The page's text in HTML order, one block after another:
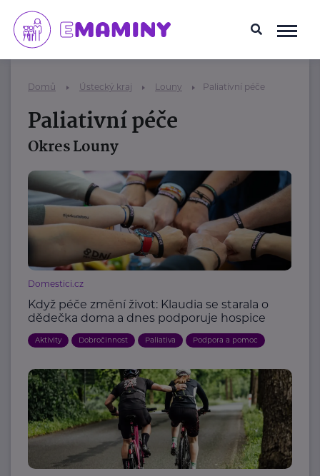
Domů Ústecký kraj Louny Paliativní péče
Paliativní péče
Okres Louny
Domestici.cz
Když péče změní život: Klaudia se starala o
dědečka doma a dnes podporuje hospice
Aktivity Dobročinnost Paliativa Podpora a pomoc